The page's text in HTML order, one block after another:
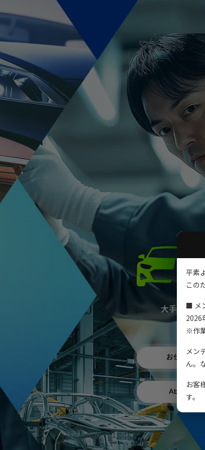
大手メーカ
お仕事紹介
About US
平素
この
■ メ
2026
※作
メン
ん。
お客
す。